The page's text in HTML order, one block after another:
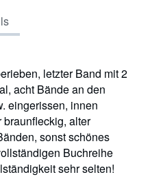
letzter Band mit 2
acht Bände an den
eingerissen, innen
alter
sonst schönes
Buchreihe
sehr selten!